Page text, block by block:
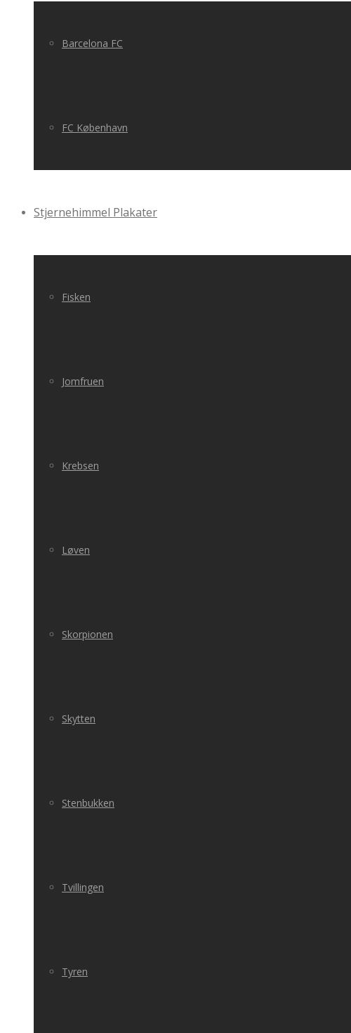
Barcelona FC
FC København
Stjernehimmel Plakater
Fisken
Jomfruen
Krebsen
Løven
Skorpionen
Skytten
Stenbukken
Tvillingen
Tyren